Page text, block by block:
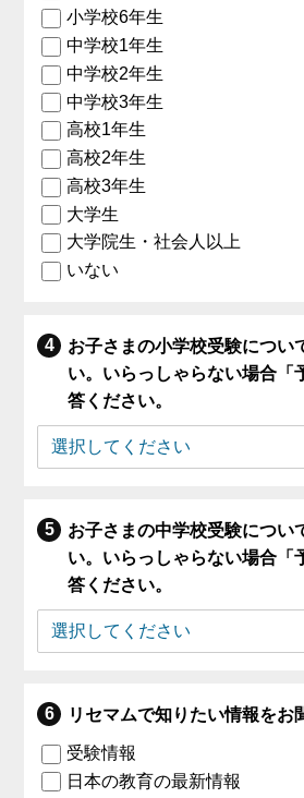
小学校6年生
中学校1年生
中学校2年生
中学校3年生
高校1年生
高校2年生
高校3年生
大学生
大学院生・社会人以上
いない
お子さまの小学校受験につい
い。いらっしゃらない場合「
答ください。
お子さまの中学校受験につい
い。いらっしゃらない場合「
答ください。
リセマムで知りたい情報をお
受験情報
日本の教育の最新情報